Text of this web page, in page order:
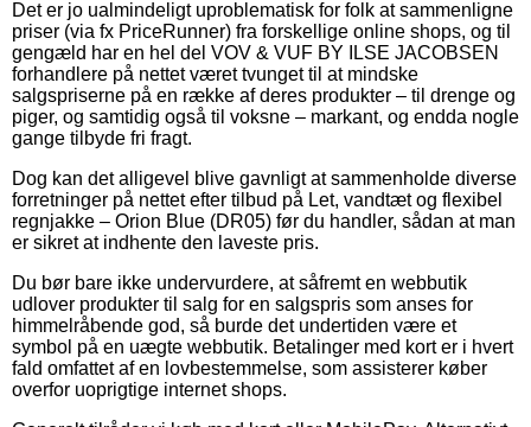
Det er jo ualmindeligt uproblematisk for folk at sammenligne
priser (via fx PriceRunner) fra forskellige online shops, og til
gengæld har en hel del VOV & VUF BY ILSE JACOBSEN
forhandlere på nettet været tvunget til at mindske
salgspriserne på en række af deres produkter – til drenge og
piger, og samtidig også til voksne – markant, og endda nogle
gange tilbyde fri fragt.
Dog kan det alligevel blive gavnligt at sammenholde diverse
forretninger på nettet efter tilbud på Let, vandtæt og flexibel
regnjakke – Orion Blue (DR05) før du handler, sådan at man
er sikret at indhente den laveste pris.
Du bør bare ikke undervurdere, at såfremt en webbutik
udlover produkter til salg for en salgspris som anses for
himmelråbende god, så burde det undertiden være et
symbol på en uægte webbutik. Betalinger med kort er i hvert
fald omfattet af en lovbestemmelse, som assisterer køber
overfor uoprigtige internet shops.